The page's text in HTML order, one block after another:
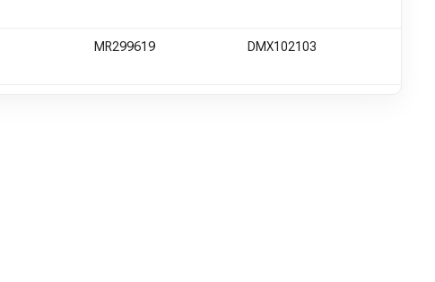
MR299619
DMX102103